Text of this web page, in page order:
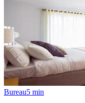
Bureau5 min